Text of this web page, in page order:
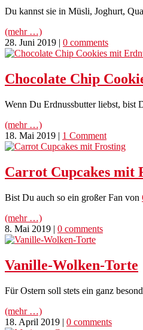
Du kannst sie in Müsli, Joghurt,
(mehr …)
28. Juni 2019 | 0 comments
Chocolate Chip
Wenn Du Erdnussbutter liebst, bist
(mehr …)
18. Mai 2019 | 1 Comment
Carrot Cupcakes mit
Bist Du auch so ein großer Fan von
(mehr …)
8. Mai 2019 | 0 comments
Vanille-Wolken-Torte
Für Ostern soll stets ein ganz
(mehr …)
18. April 2019 | 0 comments